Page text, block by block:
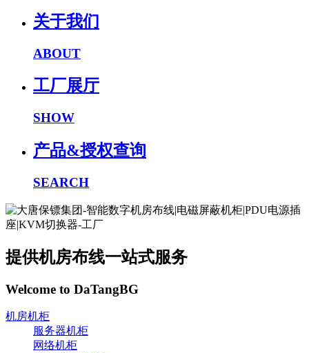
关于我们
ABOUT
工厂展厅
SHOW
产品&授权查询
SEARCH
提供机房布线一站式服务
Welcome to DaTangBG
机房机柜
服务器机柜
网络机柜